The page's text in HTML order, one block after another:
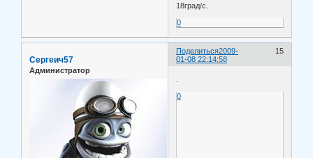
18град/с.
0
Поделиться 15
2009-
01-08 22:14:58
Сергеич57
Администратор
0